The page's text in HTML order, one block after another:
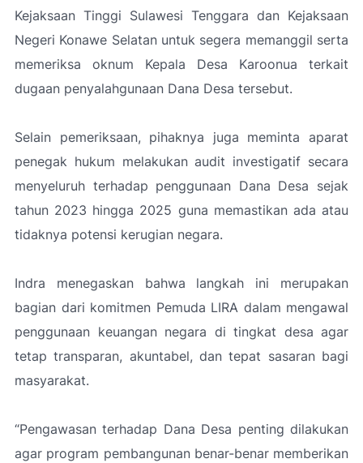
Kejaksaan Tinggi Sulawesi Tenggara dan Kejaksaan
Negeri Konawe Selatan untuk segera memanggil serta
memeriksa oknum Kepala Desa Karoonua terkait
dugaan penyalahgunaan Dana Desa tersebut.
Selain pemeriksaan, pihaknya juga meminta aparat
penegak hukum melakukan audit investigatif secara
menyeluruh terhadap penggunaan Dana Desa sejak
tahun 2023 hingga 2025 guna memastikan ada atau
tidaknya potensi kerugian negara.
Indra menegaskan bahwa langkah ini merupakan
bagian dari komitmen Pemuda LIRA dalam mengawal
penggunaan keuangan negara di tingkat desa agar
tetap transparan, akuntabel, dan tepat sasaran bagi
masyarakat.
“Pengawasan terhadap Dana Desa penting dilakukan
agar program pembangunan benar-benar memberikan